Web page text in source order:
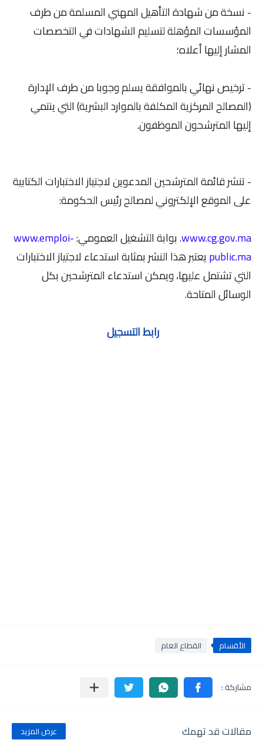
- نسخة من شهادة التأهيل المهني المسلمة من طرف
المؤسسات المؤهلة لتسليم الشهادات في التخصصات
المشار إليها أعلاه؛
- ترخيص نهائي بالموافقة يسلم وجوبا من طرف الإدارة
(المصالح المركزية المكلفة بالموارد البشرية) التي ينتمي
إليها المترشحون الموظفون.
- تنشر قائمة المترشحين المدعوين لاجتياز الاختبارات الكتابية
على الموقع الإلكتروني لمصالح رئيس الحكومة:
www.cg.gov.ma. بوابة التشغيل العمومي:www.emploi-
public.maيعتبر هذا النشر بمثابة استدعاء لاجتياز الاختبارات
التي تشتمل عليها، ويمكن استدعاء المترشحين بكل
الوسائل المتاحة.
رابط التسجيل
الأقسام القطاع العام
مقالات قد تهمك عرض المزيد